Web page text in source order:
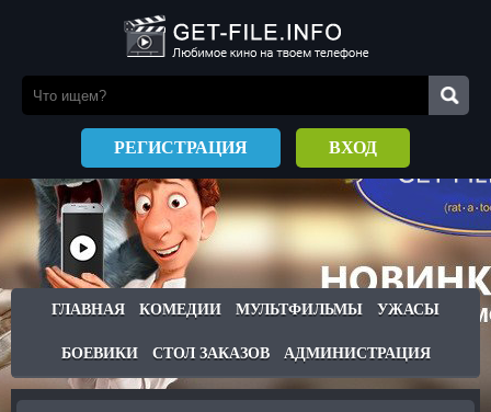
РЕГИСТРАЦИЯ ВХОД
ГЛАВНАЯ КОМЕДИИ МУЛЬТФИЛЬМЫ УЖАСЫ
БОЕВИКИ СТОЛ ЗАКАЗОВ АДМИНИСТРАЦИЯ